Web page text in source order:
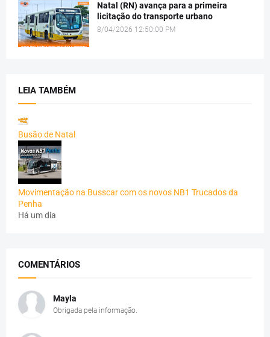
Natal (RN) avança para a primeira
licitação do transporte urbano
8/04/2026 12:50:00 PM
LEIA TAMBÉM
Busão de Natal
Movimentação na Busscar com os novos NB1 Trucados da
Penha
Há um dia
COMENTÁRIOS
Mayla
Obrigada pela informação.